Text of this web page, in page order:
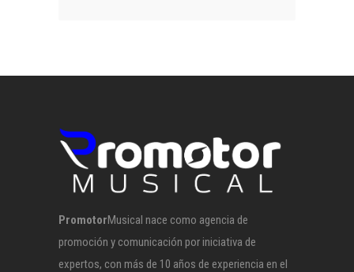
PromotorMusical nace como agencia de
promoción y comunicación por iniciativa de
expertos, con más de 10 años de experiencia en el